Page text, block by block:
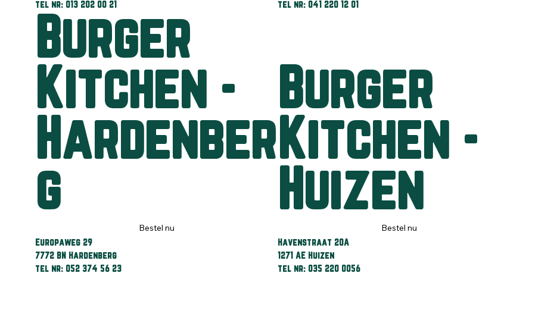
tel nr: 013 202 00 21
tel nr: 041 220 12 01
Burger
Kitchen -
Hardenber
g
Europaweg 29
7772 BN Hardenberg
tel nr: 052 374 56 23
Bestel nu
Burger
Kitchen -
Huizen
Havenstraat 20A
1271 AE Huizen
tel nr: 035 220 0056
Bestel nu